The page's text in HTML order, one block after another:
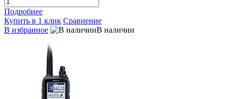
Подробнее
Купить в 1 клик Сравнение
В избранное
В наличии